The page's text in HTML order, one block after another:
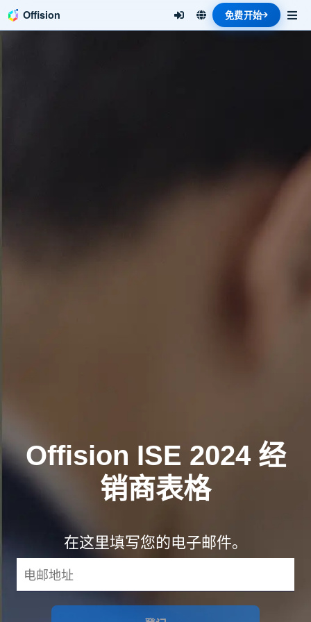
Offision 免费开始
Offision ISE 2024 经
销商表格
在这里填写您的电子邮件。